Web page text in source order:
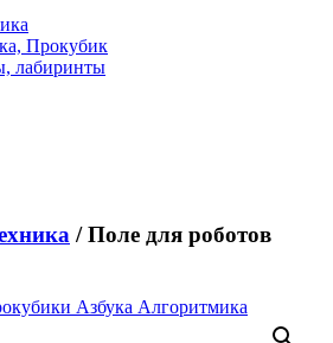
Прокубик
лабиринты
/ Поле для роботов